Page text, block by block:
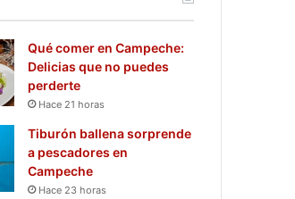
Qué comer en Campeche:
Delicias que no puedes
perderte
Hace 21 horas
Tiburón ballena sorprende
a pescadores en
Campeche
Hace 23 horas